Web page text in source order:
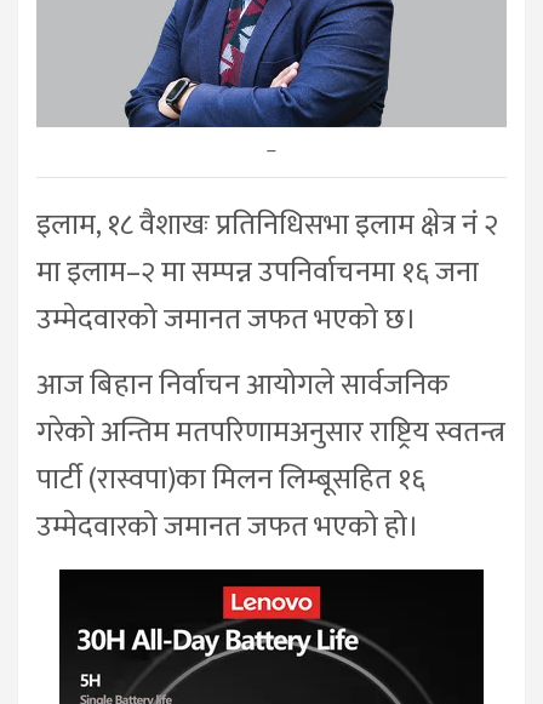
–
इलाम, १८ वैशाखः प्रतिनिधिसभा इलाम क्षेत्र नं २
मा इलाम–२ मा सम्पन्न उपनिर्वाचनमा १६ जना
उम्मेदवारको जमानत जफत भएको छ।
आज बिहान निर्वाचन आयोगले सार्वजनिक
गरेको अन्तिम मतपरिणामअनुसार राष्ट्रिय स्वतन्त्र
पार्टी (रास्वपा)का मिलन लिम्बूसहित १६
उम्मेदवारको जमानत जफत भएको हो।